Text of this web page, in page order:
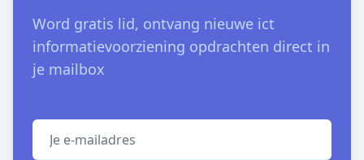
Word gratis lid, ontvang nieuwe ict
informatievoorziening opdrachten direct in
je mailbox
Emailadres